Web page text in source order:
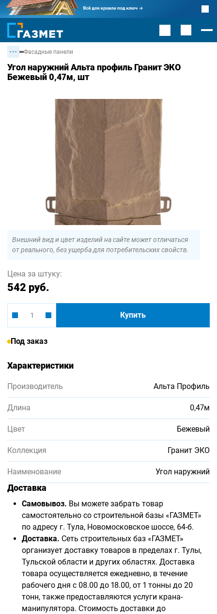
Фасадные панели
Угол наружний Альта профиль Гранит ЭКО
Бежевый 0,47м, шт
Внешний вид и цвет изделий на сайте может отличаться
от реального, без ущерба для потребительских свойств.
Цена за штуку:
542 руб.
Купить
Под заказ
Характеристики
Производитель Альта Профиль
Длина 0,47м
Цвет Бежевый
Коллекция Гранит ЭКО
Наименование Угол наружний
Доставка
Самовывоз. Вы можете забрать товар
самостоятельно со строительной базы «ГАЗМЕТ»
по адресу г. Тула, Новомосковское шоссе, 64-б.
Доставка. Сеть строительных баз «ГАЗМЕТ»
организует доставку товаров в пределах г. Тулы,
Тульской области и других областях. Доставка
товара осуществляется ежедневно, в течение
рабочего дня с 08.00 до 18.00, от 1 тонны до 20
тонн, также предоставляются услуги крана-
манипулятора. Стоимость доставки до